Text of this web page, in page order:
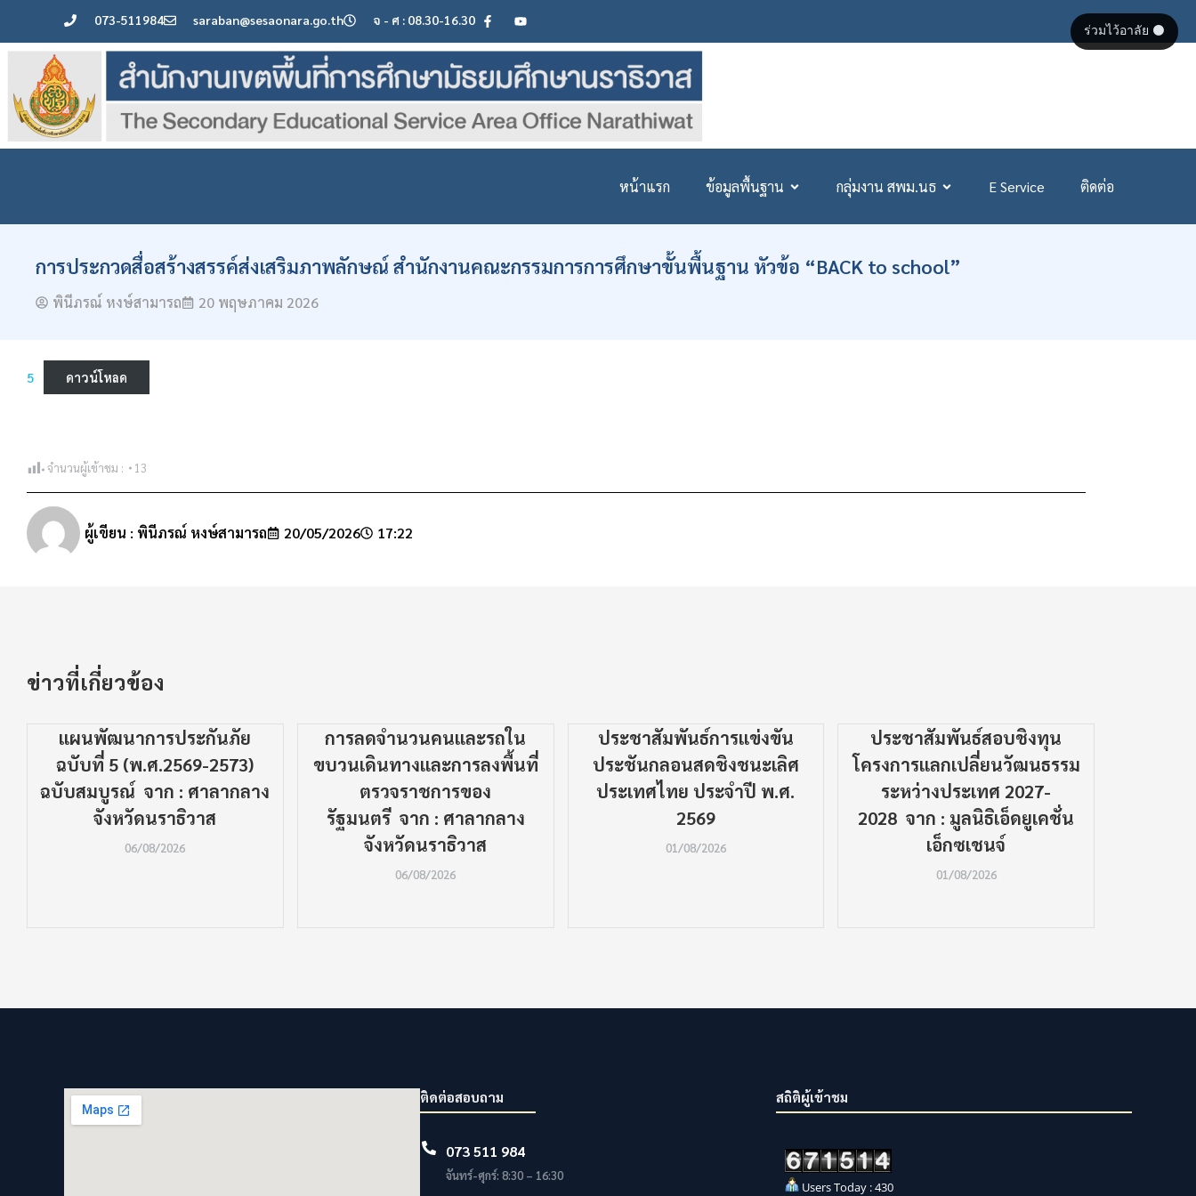
073-511984 saraban@sesaonara.go.th จ - ศ : 08.30-16.30
หน้าแรก ข้อมูลพื้นฐาน กลุ่มงาน สพม.นธ E Service ติดต่อ
การประกวดสื่อสร้างสรรค์ส่งเสริมภาพลักษณ์ สำนักงานคณะกรรมการการศึกษาขั้นพื้นฐาน หัวข้อ “BACK to school”
พินีภรณ์ หงษ์สามารถ 20 พฤษภาคม 2026
5 ดาวน์โหลด
จำนวนผู้เข้าชม : 13
ผู้เขียน : พินีภรณ์ หงษ์สามารถ 20/05/2026 17:22
ข่าวที่เกี่ยวข้อง
แผนพัฒนาการประกันภัย
ฉบับที่ 5 (พ.ศ.2569-2573)
ฉบับสมบูรณ์ จาก : ศาลากลาง
จังหวัดนราธิวาส
06/08/2026
การลดจำนวนคนและรถใน
ขบวนเดินทางและการลงพื้นที่
ตรวจราชการของ
รัฐมนตรี จาก : ศาลากลาง
จังหวัดนราธิวาส
06/08/2026
ประชาสัมพันธ์การแข่งขัน
ประชันกลอนสดชิงชนะเลิศ
ประเทศไทย ประจำปี พ.ศ.
2569
01/08/2026
ประชาสัมพันธ์สอบชิงทุน
โครงการแลกเปลี่ยนวัฒนธรรม
ระหว่างประเทศ 2027-
2028 จาก : มูลนิธิเอ็ดยูเคชั่น
เอ็กซเชนจ์
01/08/2026
ติดต่อสอบถาม
073 511 984
จันทร์-ศุกร์: 8:30 – 16:30
สถิติผู้เข้าชม
Users Today : 430
ร่วมไว้อาลัย ⚫